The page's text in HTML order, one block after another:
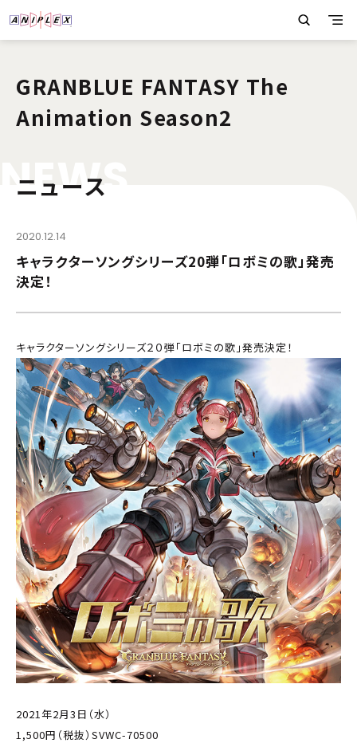
GRANBLUE FANTASY The
Animation Season2
NEWS
ニュース
2020.12.14
キャラクターソングシリーズ20弾「ロボミの歌」発売
決定！
キャラクターソングシリーズ２０弾「ロボミの歌」発売決定！
2021年2月3日（水）
1,500円（税抜）SVWC-70500